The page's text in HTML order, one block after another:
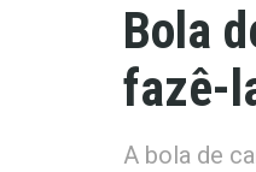
Bola
fazê-
A bola de